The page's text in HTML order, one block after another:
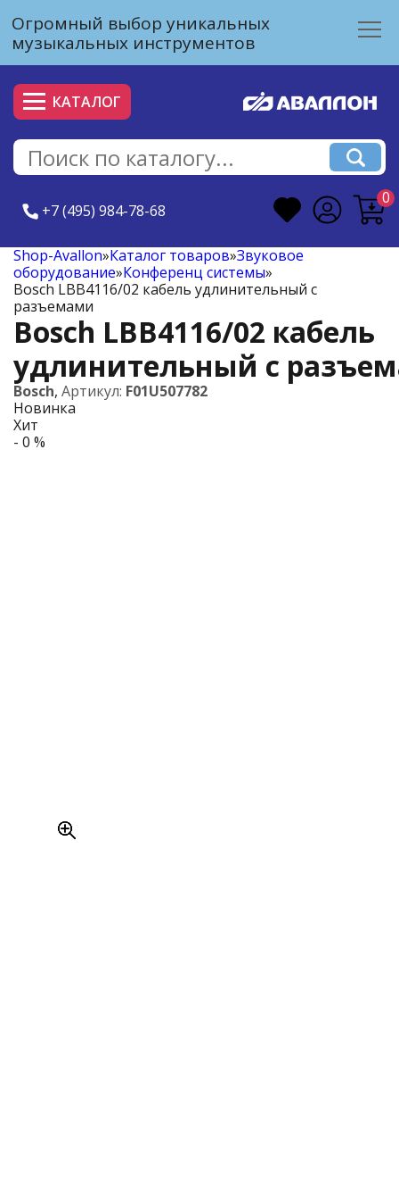
Огромный выбор уникальных
музыкальных инструментов
КАТАЛОГ
+7 (495) 984-78-68
0
Shop-Avallon»Каталог товаров»Звуковое
оборудование»Конференц системы»
Bosch LBB4116/02 кабель удлинительный с
разъемами
Bosch LBB4116/02 кабель
удлинительный с
Bosch, Артикул: F01U507782
Новинка
Хит
- 0 %